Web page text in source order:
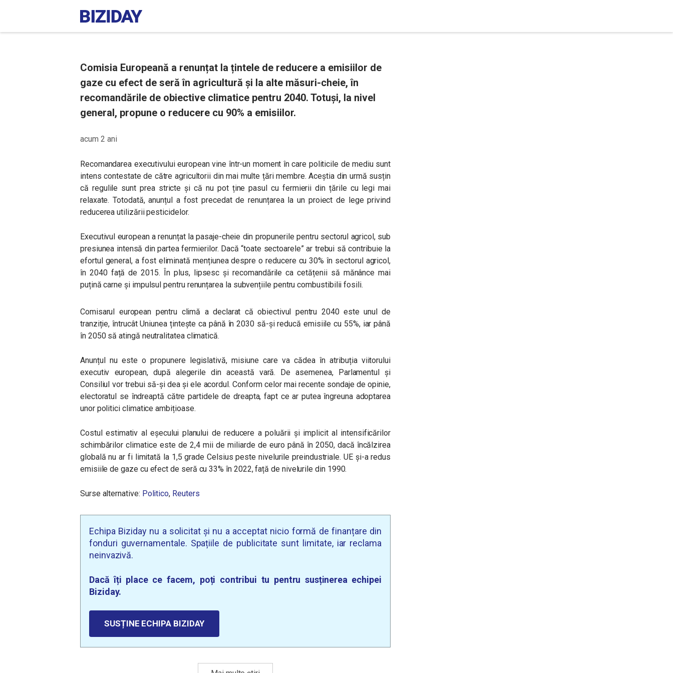
Comisia Europeană a renunțat la țintele de reducere a emisiilor de
gaze cu efect de seră în agricultură și la alte măsuri-cheie, în
recomandările de obiective climatice pentru 2040. Totuși, la nivel
general, propune o reducere cu 90% a emisiilor.
acum 2 ani
Recomandarea executivului european vine într-un moment în care politicile de mediu sunt
intens contestate de către agricultorii din mai multe țări membre. Aceștia din urmă susțin
că regulile sunt prea stricte și că nu pot ține pasul cu fermierii din țările cu legi mai
relaxate. Totodată, anunțul a fost precedat de renunțarea la un proiect de lege privind
reducerea utilizării pesticidelor.
Executivul european a renunțat la pasaje-cheie din propunerile pentru sectorul agricol, sub
presiunea intensă din partea fermierilor. Dacă “toate sectoarele” ar trebui să contribuie la
efortul general, a fost eliminată mențiunea despre o reducere cu 30% în sectorul agricol,
în 2040 față de 2015. În plus, lipsesc și recomandările ca cetățenii să mănânce mai
puțină carne și impulsul pentru renunțarea la subvențiile pentru combustibilii fosili.
Comisarul european pentru climă a declarat că obiectivul pentru 2040 este unul de
tranziție, întrucât Uniunea țintește ca până în 2030 să-și reducă emisiile cu 55%, iar până
în 2050 să atingă neutralitatea climatică.
Anunțul nu este o propunere legislativă, misiune care va cădea în atribuția viitorului
executiv european, după alegerile din această vară. De asemenea, Parlamentul și
Consiliul vor trebui să-și dea și ele acordul. Conform celor mai recente sondaje de opinie,
electoratul se îndreaptă către partidele de dreapta, fapt ce ar putea îngreuna adoptarea
unor politici climatice ambițioase.
Costul estimativ al eșecului planului de reducere a poluării și implicit al intensificărilor
schimbărilor climatice este de 2,4 mii de miliarde de euro până în 2050, dacă încălzirea
globală nu ar fi limitată la 1,5 grade Celsius peste nivelurile preindustriale. UE și-a redus
emisiile de gaze cu efect de seră cu 33% în 2022, față de nivelurile din 1990.
Surse alternative: Politico, Reuters
Echipa Biziday nu a solicitat și nu a acceptat nicio formă de finanțare din
fonduri guvernamentale. Spațiile de publicitate sunt limitate, iar reclama
neinvazivă.
Dacă îți place ce facem, poți contribui tu pentru susținerea echipei
Biziday.
SUSȚINE ECHIPA BIZIDAY